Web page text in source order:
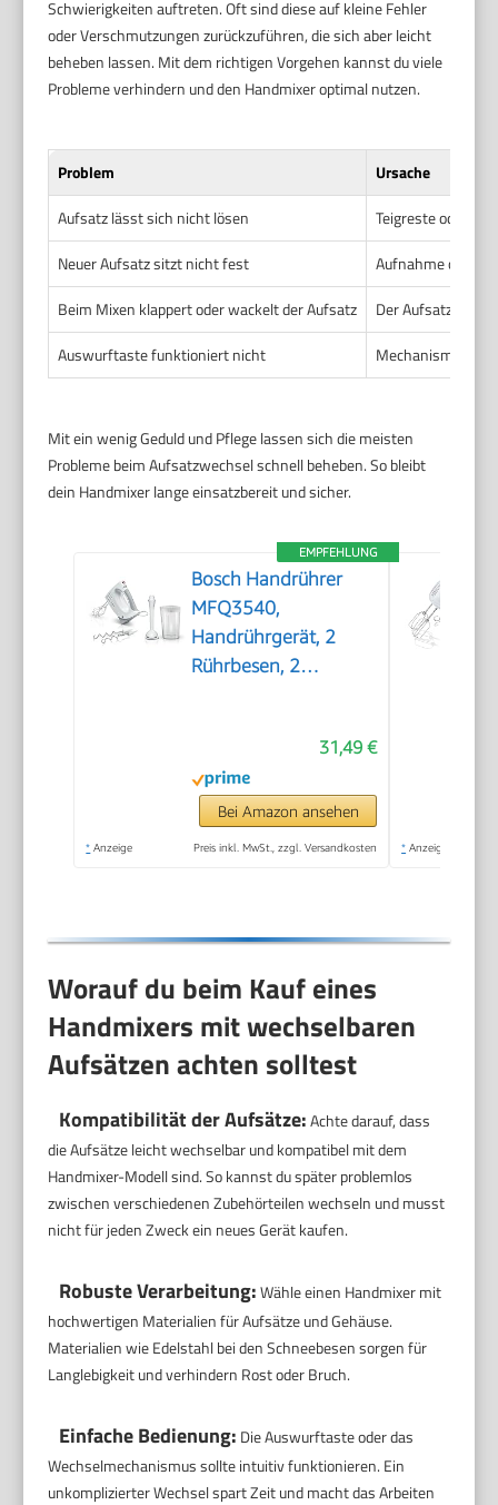
Schwierigkeiten auftreten. Oft sind diese auf kleine Fehler
oder Verschmutzungen zurückzuführen, die sich aber leicht
beheben lassen. Mit dem richtigen Vorgehen kannst du viele
Probleme verhindern und den Handmixer optimal nutzen.
Problem
Ursache
Aufsatz lässt sich nicht lösen
Teigreste oder
Neuer Aufsatz sitzt nicht fest
Aufnahme oder
Beim Mixen klappert oder wackelt der Aufsatz
Der Aufsatz ist
Auswurftaste funktioniert nicht
Mechanismus ist
Mit ein wenig Geduld und Pflege lassen sich die meisten
Probleme beim Aufsatzwechsel schnell beheben. So bleibt
dein Handmixer lange einsatzbereit und sicher.
EMPFEHLUNG
Bosch Handrührer
MFQ3540,
Handrührgerät, 2
Rührbesen, 2
5 Stufen, Pürierstab,
Mixbecher, 450 W,
weiß
31,49 €
Bei Amazon ansehen
* Anzeige Preis inkl. MwSt., zzgl. Versandkosten * Anzeige
Worauf du beim Kauf eines
Handmixers mit wechselbaren
Aufsätzen achten solltest
Kompatibilität der Aufsätze:Achte darauf, dass
die Aufsätze leicht wechselbar und kompatibel mit dem
Handmixer-Modell sind. So kannst du später problemlos
zwischen verschiedenen Zubehörteilen wechseln und musst
nicht für jeden Zweck ein neues Gerät kaufen.
Robuste Verarbeitung:Wähle einen Handmixer mit
hochwertigen Materialien für Aufsätze und Gehäuse.
Materialien wie Edelstahl bei den Schneebesen sorgen für
Langlebigkeit und verhindern Rost oder Bruch.
Einfache Bedienung: Die Auswurftaste oder das
Wechselmechanismus sollte intuitiv funktionieren. Ein
unkomplizierter Wechsel spart Zeit und macht das Arbeiten